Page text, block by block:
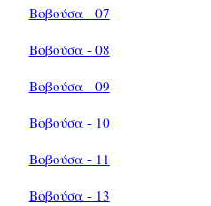
Βοβούσα - 07
Βοβούσα - 08
Βοβούσα - 09
Βοβούσα - 10
Βοβούσα - 11
Βοβούσα - 13